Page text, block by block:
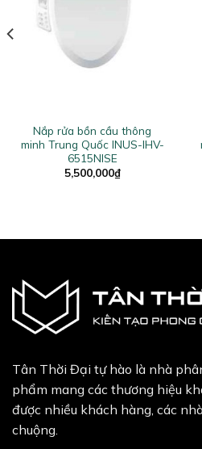
Nắp rửa bồn cầu thông
minh Trung Quốc INUS-IHV-
6515NISE
5,500,000₫
Tân Thời Đại tự hào là nhà
phẩm mang các thương hiệu
được nhiều khách hàng, các
chuộng.